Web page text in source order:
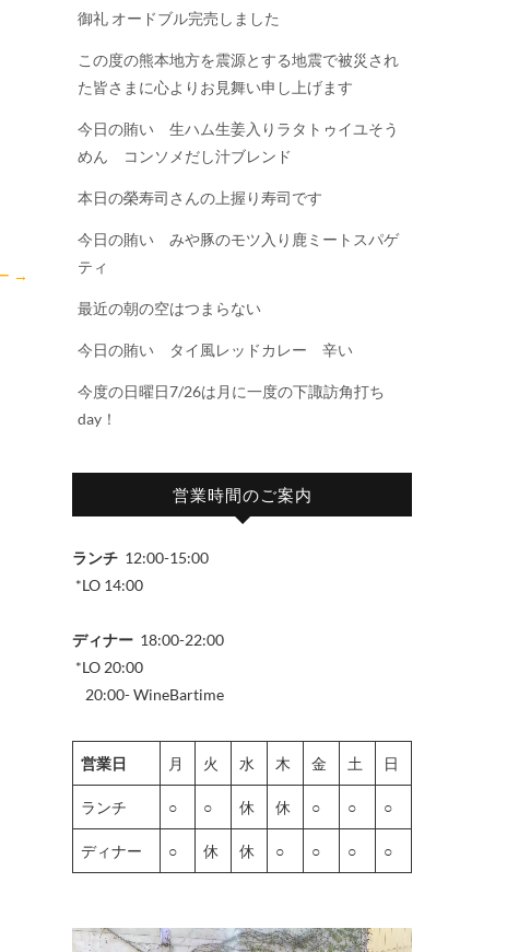
→
御礼 オードブル完売しました
この度の熊本地方を震源とする地震で被災され
た皆さまに心よりお見舞い申し上げます
今日の賄い 生ハム生姜入りラタトゥイユそう
めん コンソメだし汁ブレンド
本日の榮寿司さんの上握り寿司です
今日の賄い みや豚のモツ入り鹿ミートスパゲ
ティ
最近の朝の空はつまらない
今日の賄い タイ風レッドカレー 辛い
今度の日曜日7/26は月に一度の下諏訪角打ち
day！
営業時間のご案内
ランチ 12:00-15:00
*LO 14:00
ディナー 18:00-22:00
*LO 20:00
20:00- WineBartime
営業日 月 火 水 木 金 土 日
ランチ ○ ○ 休 休 ○ ○ ○
ディナー ○ 休 休 ○ ○ ○ ○
動